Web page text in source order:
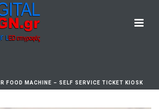
FOOD MACHINE – SELF SERVICE TICKET KIOSK